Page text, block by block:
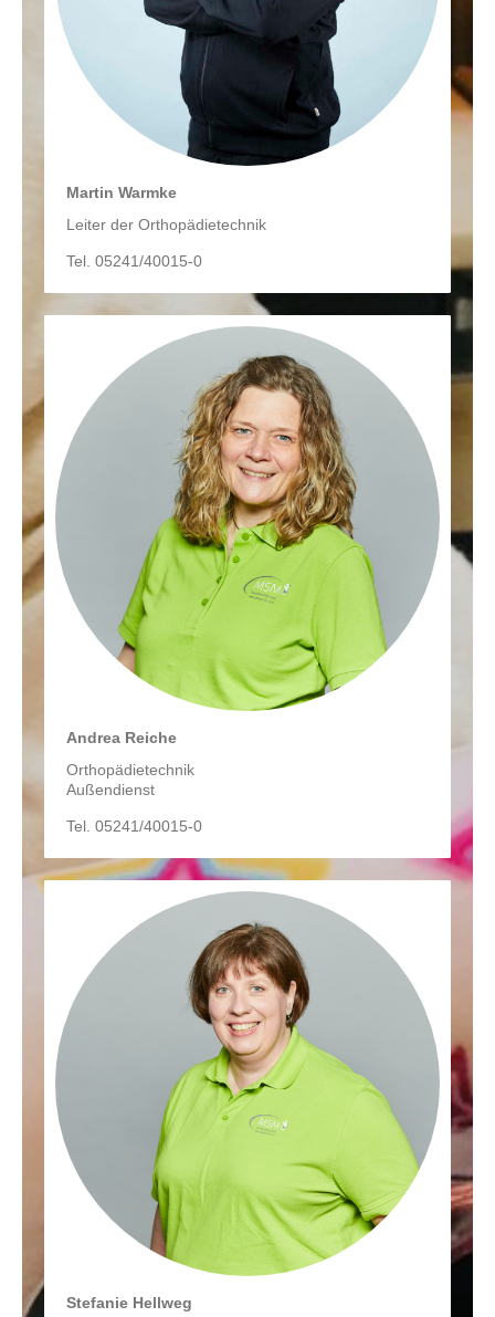
Martin Warmke
Leiter der Orthopädietechnik
Tel. 05241/40015-0
Andrea Reiche
Orthopädietechnik
Außendienst
Tel. 05241/40015-0
Stefanie Hellweg